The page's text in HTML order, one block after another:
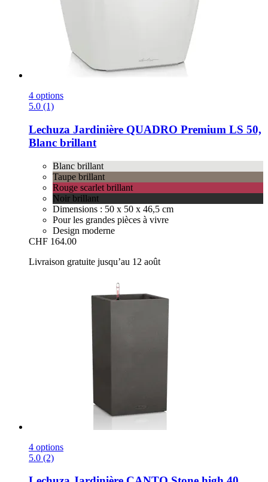
4 options
5.0 (1)
Lechuza Jardinière QUADRO Premium LS 50,
Blanc brillant
Blanc brillant
Taupe brillant
Rouge scarlet brillant
Noir brillant
Dimensions : 50 x 50 x 46,5 cm
Pour les grandes pièces à vivre
Design moderne
CHF 164.00
Livraison gratuite jusqu’au 12 août
4 options
5.0 (2)